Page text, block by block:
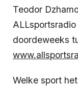
Teodor
doordeweeks
Welke sport